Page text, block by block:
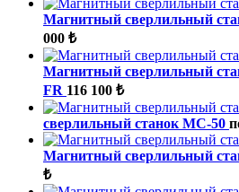
Магнитный сверлильный
000 ₺
Магнитный сверлильный
FR 116 100 ₺
сверлильный станок МС-50
Магнитный сверлильный
₺